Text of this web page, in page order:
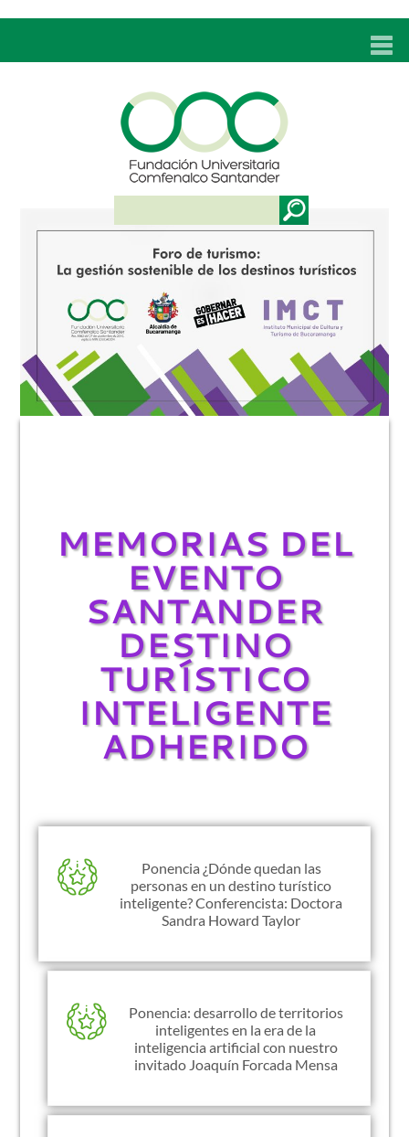
UNC
ADMISIONES
PROGRAMAS
TÉCNICOS LABORALES
BIENESTAR
BIBLIOTECA
INVESTIGACIONES
EDUCACIÓN CONTINUA
MEMORIAS DEL
EVENTO
SANTANDER
DESTINO
TURÍSTICO
INTELIGENTE
ADHERIDO
Ponencia ¿Dónde quedan las
personas en un destino turístico
inteligente? Conferencista: Doctora
Sandra Howard Taylor
Ponencia: desarrollo de territorios
inteligentes en la era de la
inteligencia artificial con nuestro
invitado Joaquín Forcada Mensa